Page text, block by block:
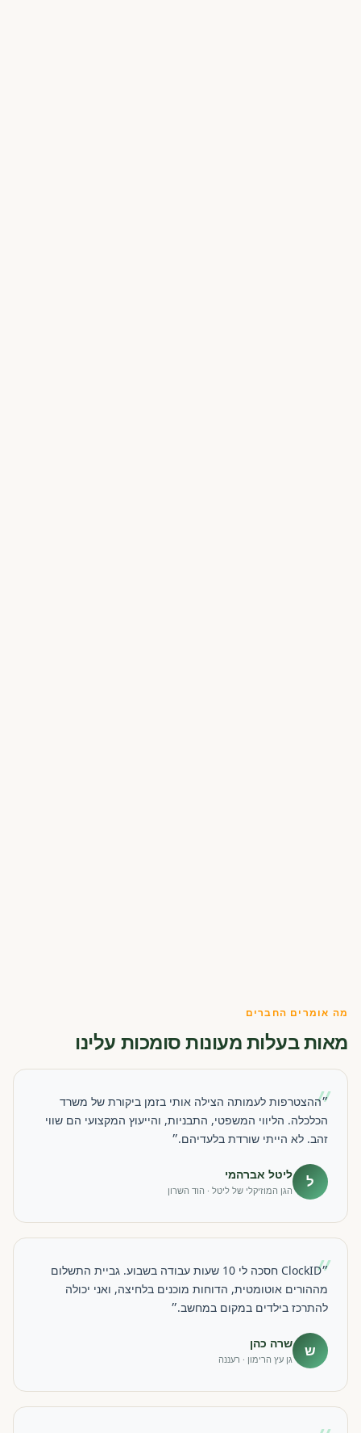
מה אומרים החברים
מאות בעלות מעונות סומכות עלינו
״
״ההצטרפות לעמותה הצילה אותי בזמן ביקורת של משרד
הכלכלה. הליווי המשפטי, התבניות, והייעוץ המקצועי הם שווי
זהב. לא הייתי שורדת בלעדיהם.״
ל ליטל אברהמי
הגן המוזיקלי של ליטל · הוד השרון
״
״ClockID חסכה לי 10 שעות עבודה בשבוע. גביית התשלום
מההורים אוטומטית, הדוחות מוכנים בלחיצה, ואני יכולה
להתרכז בילדים במקום במחשב.״
ש שרה כהן
גן עץ הרימון · רעננה